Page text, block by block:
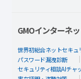
GMOインターネ
世界初総合ネットセキュ
パスワード漏洩診断
セキュリティ相談AIチャ